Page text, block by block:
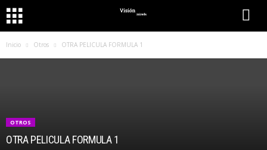
Inicio Otros OTRA PELICULA FORMULA 1
OTROS
OTRA PELICULA FORMULA 1